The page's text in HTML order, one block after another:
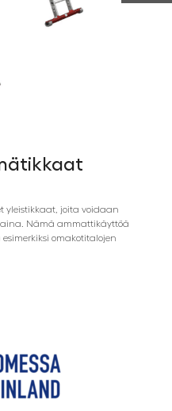
yleistikkaat, joita voidaan
Nämä ammattikäyttöä
omakotitalojen